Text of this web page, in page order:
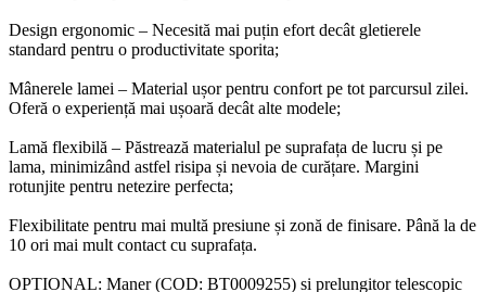
Design ergonomic – Necesită mai puțin efort decât gletierele
standard pentru o productivitate sporita;
Mânerele lamei – Material ușor pentru confort pe tot parcursul zilei.
Oferă o experiență mai ușoară decât alte modele;
Lamă flexibilă – Păstrează materialul pe suprafața de lucru și pe
lama, minimizând astfel risipa și nevoia de curățare. Margini
rotunjite pentru netezire perfecta;
Flexibilitate pentru mai multă presiune și zonă de finisare. Până la de
10 ori mai mult contact cu suprafața.
OPTIONAL: Maner (COD: BT0009255) si prelungitor telescopic